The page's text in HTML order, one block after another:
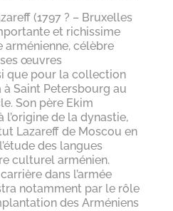
(1797 ? – Bruxelles
et richissime
arménienne, célèbre
œuvres
que pour la collection
à Saint Petersbourg au
Son père Ekim
l’origine de la dynastie,
Lazareff de Moscou en
des langues
culturel arménien.
dans l’armée
notamment par le rôle
des Arméniens